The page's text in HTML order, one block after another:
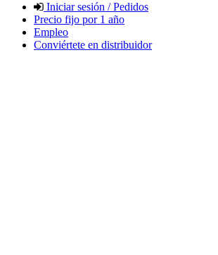
Iniciar sesión / Pedidos
Precio fijo por 1 año
Empleo
Conviértete en distribuidor